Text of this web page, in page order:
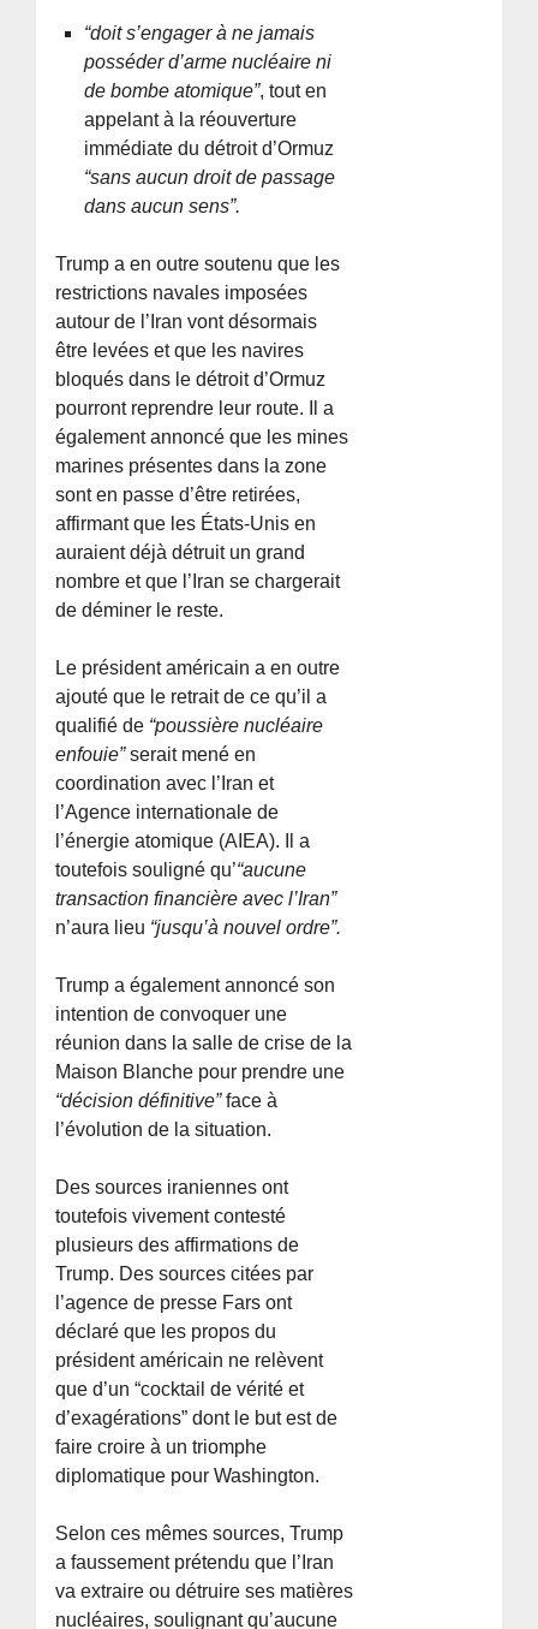
“doit s’engager à ne jamais
posséder d’arme nucléaire ni
de bombe atomique”, tout en
appelant à la réouverture
immédiate du détroit d’Ormuz
“sans aucun droit de passage
dans aucun sens”.
Trump a en outre soutenu que les
restrictions navales imposées
autour de l’Iran vont désormais
être levées et que les navires
bloqués dans le détroit d’Ormuz
pourront reprendre leur route. Il a
également annoncé que les mines
marines présentes dans la zone
sont en passe d’être retirées,
affirmant que les États-Unis en
auraient déjà détruit un grand
nombre et que l’Iran se chargerait
de déminer le reste.
Le président américain a en outre
ajouté que le retrait de ce qu’il a
qualifié de “poussière nucléaire
enfouie”serait mené en
coordination avec l’Iran et
l’Agence internationale de
l’énergie atomique (AIEA). Il a
toutefois souligné qu’“aucune
transaction financière avec l’Iran”
n’aura lieu “jusqu’à nouvel ordre”.
Trump a également annoncé son
intention de convoquer une
réunion dans la salle de crise de la
Maison Blanche pour prendre une
“décision définitive”face à
l’évolution de la situation.
Des sources iraniennes ont
toutefois vivement contesté
plusieurs des affirmations de
Trump. Des sources citées par
l’agence de presse Fars ont
déclaré que les propos du
président américain ne relèvent
que d’un “cocktail de vérité et
d’exagérations” dont le but est de
faire croire à un triomphe
diplomatique pour Washington.
Selon ces mêmes sources, Trump
a faussement prétendu que l’Iran
va extraire ou détruire ses matières
nucléaires, soulignant qu’aucune